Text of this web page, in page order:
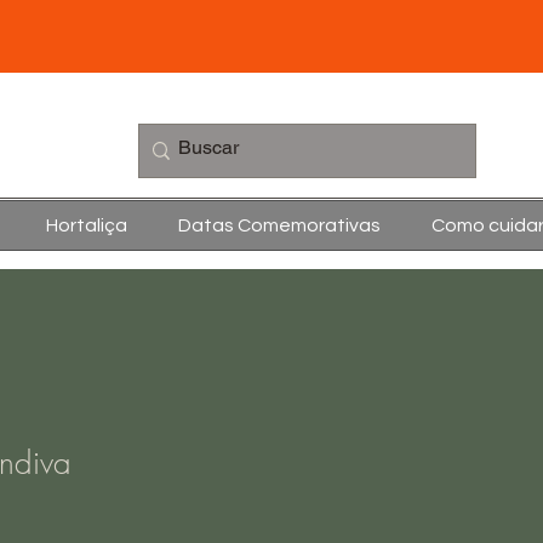
Hortaliça Datas Comemorativas Como cuidar